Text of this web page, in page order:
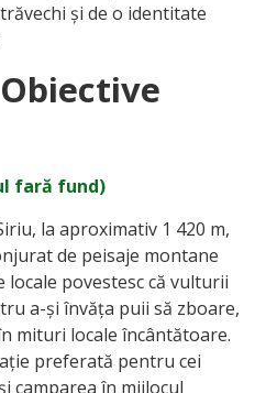
și de o identitate
fară fund)
la aproximativ 1 420 m,
de peisaje montane
locale povestesc că vulturii
a-și învăța puii să zboare,
mituri locale încântătoare.
preferată pentru cei
camparea în mijlocul